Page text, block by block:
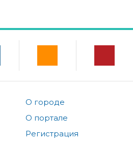
О городе
О портале
Регистрация